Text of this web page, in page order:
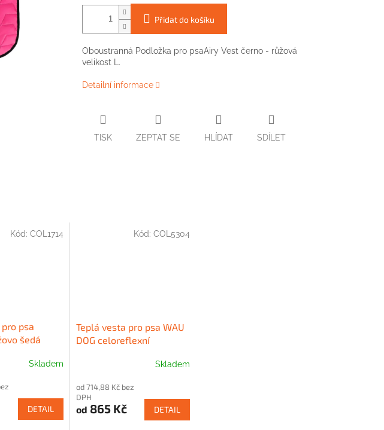
Přidat do košíku
Oboustranná Podložka pro psaAiry Vest černo - růžová
velikost L.
Detailní informace
TISK ZEPTAT SE HLÍDAT SDÍLET
psa
šedá
Skladem
DETAIL
Kód: COL1714
Teplá vesta pro psa WAU
DOG celoreflexní
Skladem
od 714,88 Kč bez
DPH
od 865 Kč DETAIL
Kód:COL5304